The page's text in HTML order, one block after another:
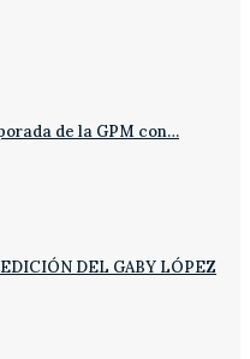
de la GPM con…
DEL GABY LÓPEZ